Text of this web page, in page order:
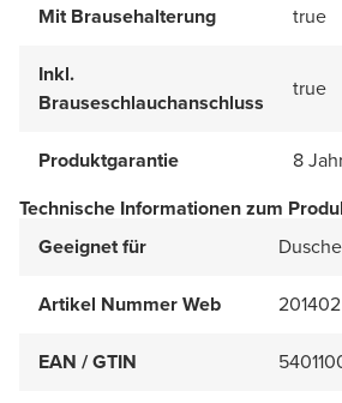
Mit Brausehalterung true
Inkl.
Brauseschlauchanschluss
true
Produktgarantie
8
Technische Informationen zum
Geeignet für
Artikel Nummer Web 201402
EAN / GTIN